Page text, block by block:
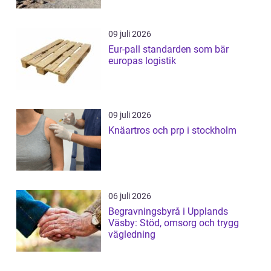
09 juli 2026
Eur-pall standarden som bär
europas logistik
09 juli 2026
Knäartros och prp i stockholm
06 juli 2026
Begravningsbyrå i Upplands
Väsby: Stöd, omsorg och trygg
vägledning